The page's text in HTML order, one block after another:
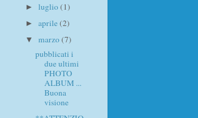
► luglio(1)
► aprile(2)
▼ marzo(7)
pubblicati i
due ultimi
PHOTO
ALBUM ...
Buona
visione